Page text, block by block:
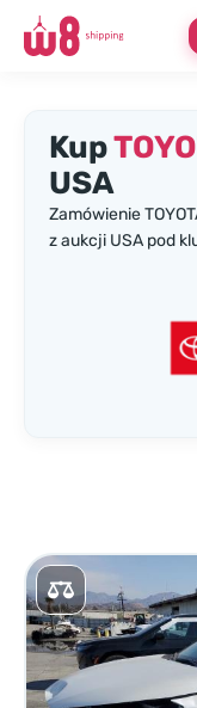
Kup
USA
Zamówienie
z aukcji USA pod